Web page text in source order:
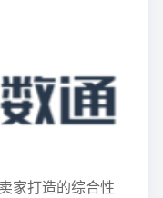
家打造的综合性